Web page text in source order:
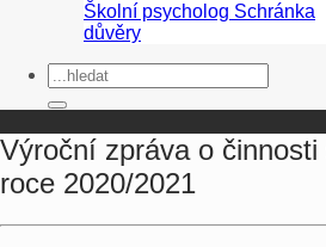
Školní psycholog Schránka
důvěry
Výroční zpráva o
roce 2020/2021